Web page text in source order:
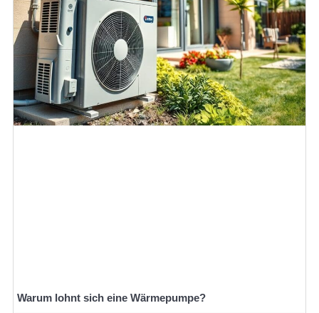
Warum lohnt sich eine Wärmepumpe?